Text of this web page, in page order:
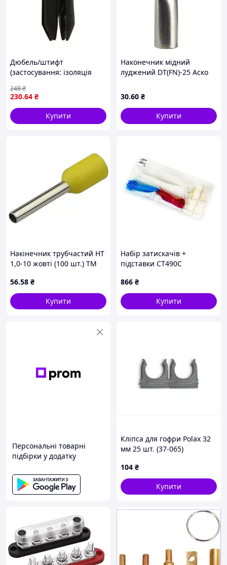
Дюбель/штифт
(застосування: ізоляція
штук в упаковці: 10 шт)
HONDA ACCORD IV, CIVIC
III HB, CIVIC III
230.64 ₴
248₴
Купити
Наконечник мідний
луджений DT(FN)-25 Аско
30.60 ₴
Купити
Накінечник трубчастий НТ
1,0-10 жовті (100 шт.) ТМ
56.58 ₴
Купити
Набір затискачів +
підставки CT490C
866 ₴
Купити
Персональні товарні
підбірки у додатку
Кліпса для гофри Polax 32
мм 25 шт. (37-065)
104 ₴
Купити